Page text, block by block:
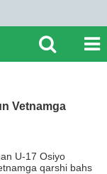
Vetnamga
U-17 Osiyo
qarshi bahs